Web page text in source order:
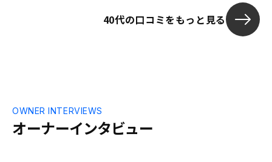
持たせないような対応をしてほしい。
40代の口コミをもっと見る
オーナーインタビュー
OWNER INTERVIEWS